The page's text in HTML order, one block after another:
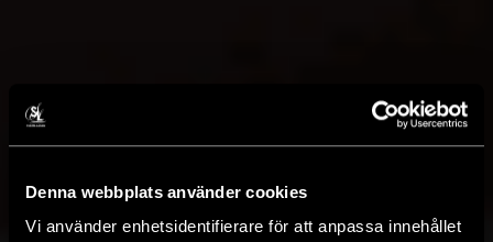
Denna webbplats använder cookies
Vi använder enhetsidentifierare för att anpassa innehållet